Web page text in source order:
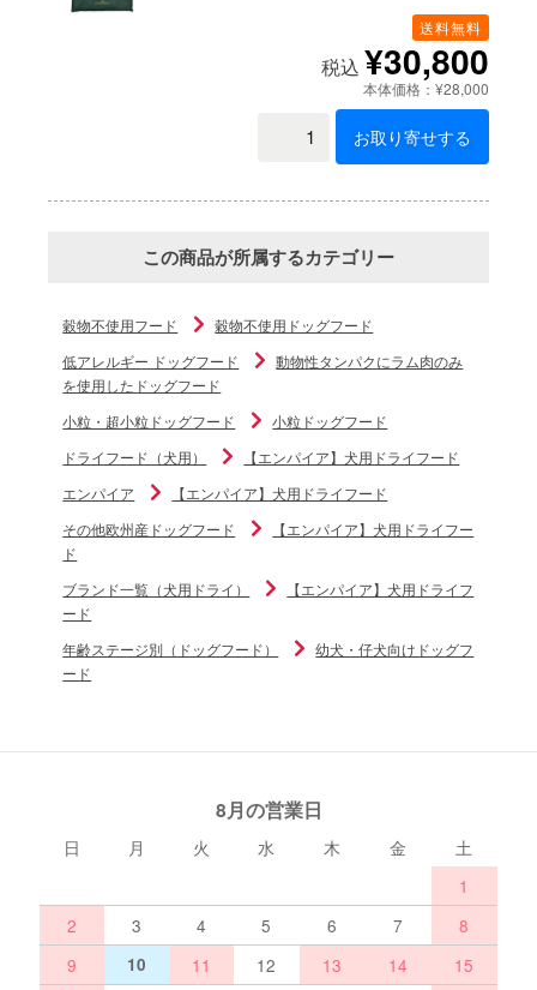
送料無料
税込 ¥30,800
本体価格：¥28,000
お取り寄せする
この商品が所属するカテゴリー
穀物不使用フード
穀物不使用ドッグフード
低アレルギー ドッグフード
動物性タンパクにラム肉のみ
を使用したドッグフード
小粒・超小粒ドッグフード
小粒ドッグフード
ドライフード（犬用）
【エンパイア】犬用ドライフード
エンパイア
【エンパイア】犬用ドライフード
その他欧州産ドッグフード
【エンパイア】犬用ドライフー
ド
ブランド一覧（犬用ドライ）
【エンパイア】犬用ドライフ
ード
年齢ステージ別（ドッグフード）
幼犬・仔犬向けドッグフ
ード
8月の営業日
日 月 火 水 木 金
土
1
2
3 4 5 6 7
8
9
10 11 12 13 14
15